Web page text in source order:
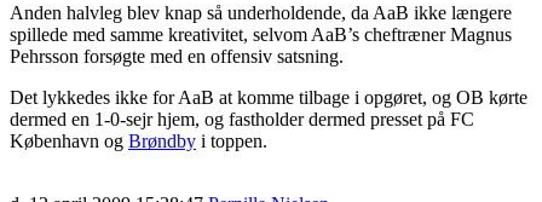
Anden halvleg blev knap så underholdende, da AaB ikke længere
spillede med samme kreativitet, selvom AaB’s cheftræner Magnus
Pehrsson forsøgte med en offensiv satsning.
Det lykkedes ikke for AaB at komme tilbage i opgøret, og OB kørte
dermed en 1-0-sejr hjem, og fastholder dermed presset på FC
København og Brøndby i toppen.